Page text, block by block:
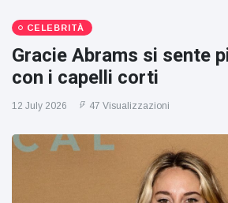
CELEBRITÀ
Gracie Abrams si sente
con i capelli corti
12 July 2026 47 Visualizzazioni